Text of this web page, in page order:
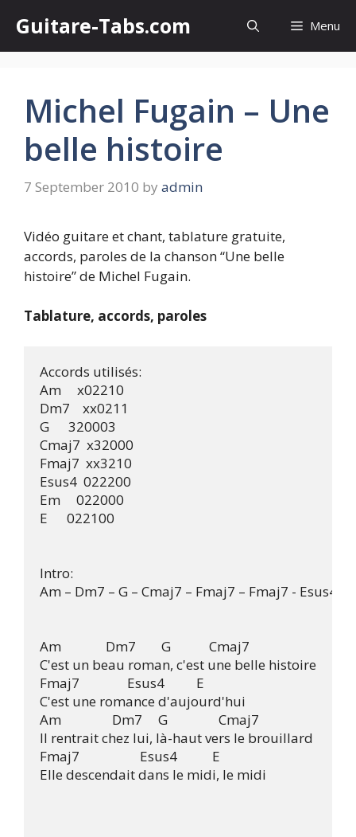
content
Guitare-Tabs.com Menu
Michel Fugain – Une
belle histoire
7 September 2010 by admin
Vidéo guitare et chant, tablature gratuite,
accords, paroles de la chanson “Une belle
histoire” de Michel Fugain.
Tablature, accords, paroles
Accords utilisés:
Am     x02210
Dm7    xx0211
G      320003
Cmaj7  x32000
Fmaj7  xx3210
Esus4  022200
Em     022000
E      022100
Intro:
Am – Dm7 – G – Cmaj7 – Fmaj7 – Fmaj7 - Esus4 –
Am              Dm7        G            Cmaj7
C'est un beau roman, c'est une belle histoire
Fmaj7               Esus4          E
C'est une romance d'aujourd'hui
Am                Dm7     G                Cmaj7
Il rentrait chez lui, là-haut vers le brouillard
Fmaj7                   Esus4           E
Elle descendait dans le midi, le midi